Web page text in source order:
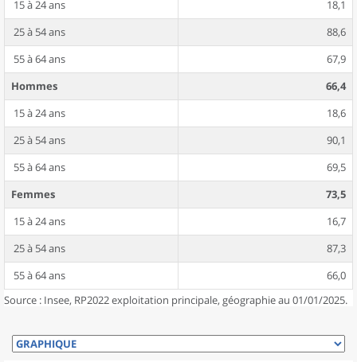
15 à 24 ans
18,1
25 à 54 ans
88,6
55 à 64 ans
67,9
Hommes
66,4
15 à 24 ans
18,6
25 à 54 ans
90,1
55 à 64 ans
69,5
Femmes
73,5
15 à 24 ans
16,7
25 à 54 ans
87,3
55 à 64 ans
66,0
Source : Insee, RP2022 exploitation principale, géographie au 01/01/2025.